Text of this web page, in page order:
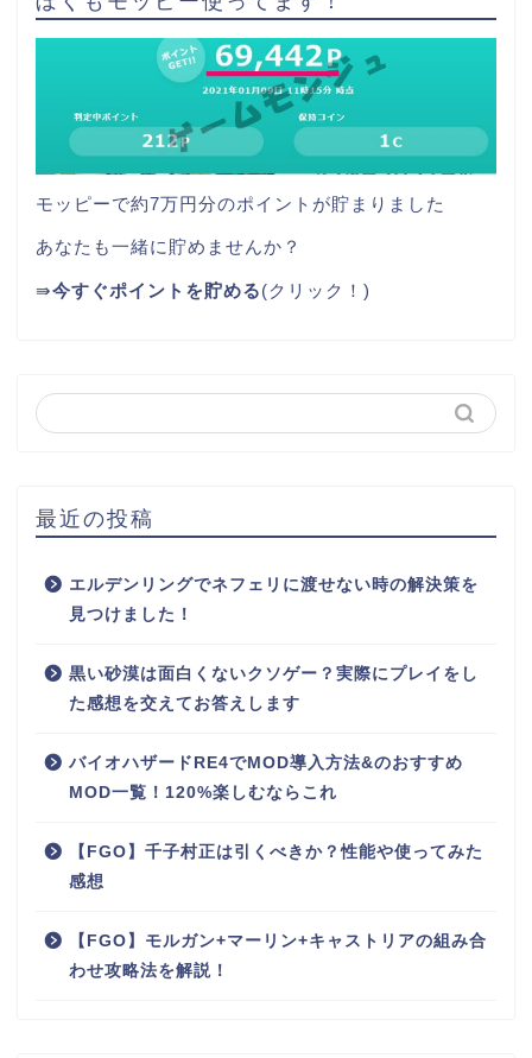
モッピーで約7万円分のポイントが貯まりました
あなたも一緒に貯めませんか？
⇛今すぐポイントを貯める(クリック！)
最近の投稿
エルデンリングでネフェリに渡せない時の解決策を
見つけました！
黒い砂漠は面白くないクソゲー？実際にプレイをし
た感想を交えてお答えします
バイオハザードRE4でMOD導入方法&のおすすめ
MOD一覧！120%楽しむならこれ
【FGO】千子村正は引くべきか？性能や使ってみた
感想
【FGO】モルガン+マーリン+キャストリアの組み合
わせ攻略法を解説！